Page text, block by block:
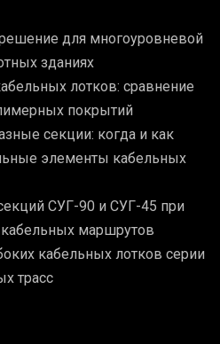
для многоуровневой
зданиях
лотков: сравнение
покрытий
секции: когда и как
элементы кабельных
СУГ-90 и СУГ-45 при
маршрутов
кабельных лотков серии
трасс